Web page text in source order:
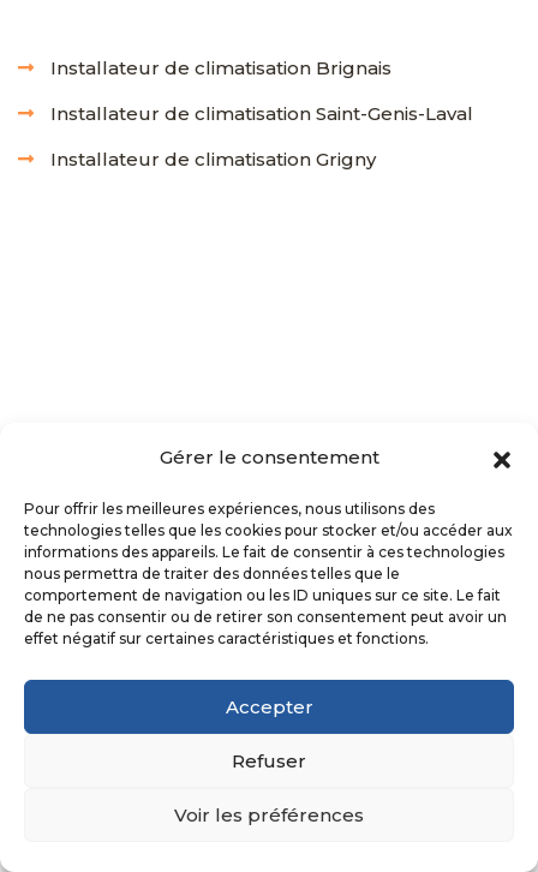
Gérer le consentement
Pour offrir les meilleures expériences, nous utilisons des
technologies telles que les cookies pour stocker et/ou accéder aux
informations des appareils. Le fait de consentir à ces technologies
nous permettra de traiter des données telles que le
comportement de navigation ou les ID uniques sur ce site. Le fait
de ne pas consentir ou de retirer son consentement peut avoir un
effet négatif sur certaines caractéristiques et fonctions.
Accepter
Refuser
Voir les préférences
Installateur de climatisation Brignais
Installateur de climatisation Saint-Genis-Laval
Installateur de climatisation Grigny
Découvrez nos derniers
chantiers d’installation
de climatisation à
Francheville